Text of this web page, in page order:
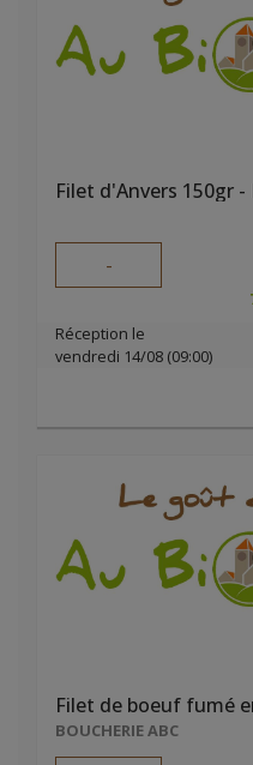
Filet d'Anvers 150gr
-
Réception le
vendredi 14/08 (09:00)
Filet de boeuf fumé
BOUCHERIE ABC